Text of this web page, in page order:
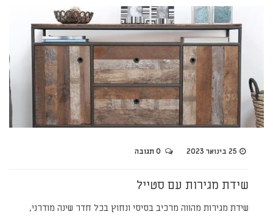
25 בינואר 2023
שידת מגירות עם סטייל
שידת מגירות מהווה מרכיב בסיסי ונחוץ בכל חדר שינה מודרני,